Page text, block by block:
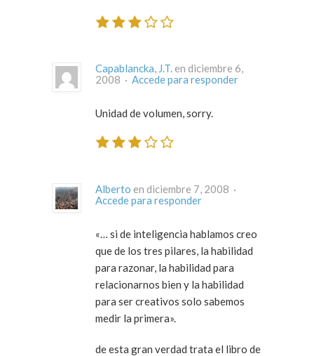
Capablancka, J.T. en diciembre 6,
2008 · Accede para responder
Unidad de volumen, sorry.
Alberto
en diciembre 7, 2008 ·
Accede para responder
«… si de inteligencia hablamos creo
que de los tres pilares, la habilidad
para razonar, la habilidad para
relacionarnos bien y la habilidad
para ser creativos solo sabemos
medir la primera».
de esta gran verdad trata el libro de